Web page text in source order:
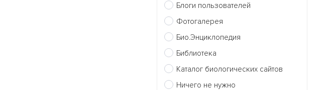
Блоги пользователей
Фотогалерея
Био.Энциклопедия
Библиотека
Каталог биологических сайтов
Ничего не нужно